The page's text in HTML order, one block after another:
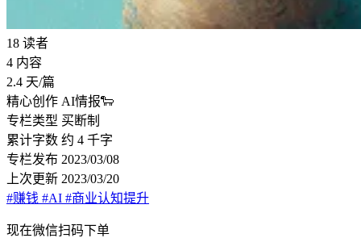
18 读者
4 内容
2.4 天/篇
精心创作 AI情报🐑
专栏类型 买断制
累计字数 约 4 千字
专栏发布 2023/03/08
上次更新 2023/03/20
#赚钱 #AI #商业认知提升
现在微信扫码下单